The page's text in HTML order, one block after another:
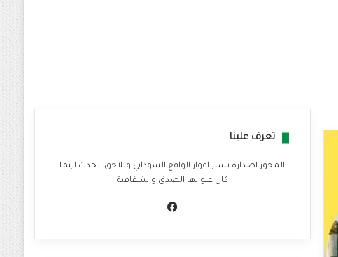
تعرف علينا
المحور اصدارة تسبر اغوار الواقع السوداني وتلاحق الحدث اينما
كان عنوانها الصدق والشفافية
وك